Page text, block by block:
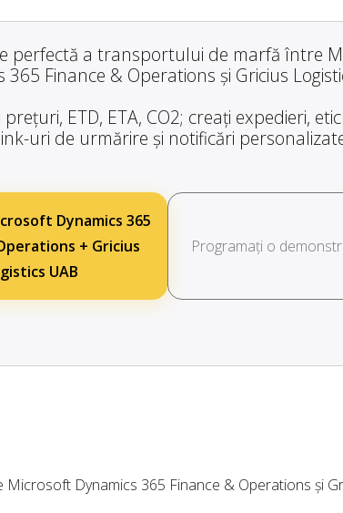
perfectă a transportului de marfă între
365 Finance & Operations și Gricius
ETD, ETA, CO2; creați expedieri,
uri de urmărire și notificări
Dynamics 365
+ Gricius
UAB
Programați o
Dynamics 365 Finance & Operations și